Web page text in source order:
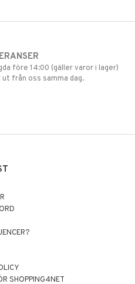
före 14:00 (gäller varor i lager)
från oss samma dag.
SHOPPING4NET